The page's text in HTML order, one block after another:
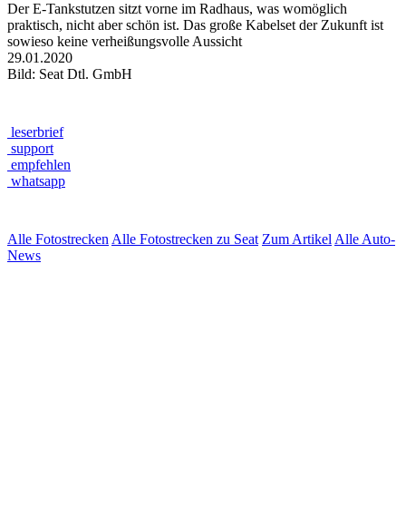
Der E-Tankstutzen sitzt vorne im Radhaus, was womöglich
praktisch, nicht aber schön ist. Das große Kabelset der Zukunft ist
sowieso keine verheißungsvolle Aussicht
29.01.2020
Bild: Seat Dtl. GmbH
leserbrief
support
empfehlen
whatsapp
Alle Fotostrecken Alle Fotostrecken zu Seat Zum Artikel Alle Auto-
News